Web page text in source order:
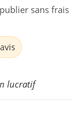
sans frais
avis
lucratif